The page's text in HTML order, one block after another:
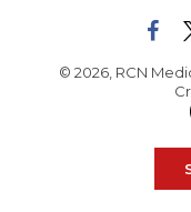
© 2026, RCN